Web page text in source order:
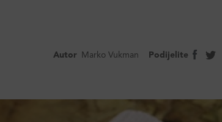
Autor Marko Vukman Podijelite